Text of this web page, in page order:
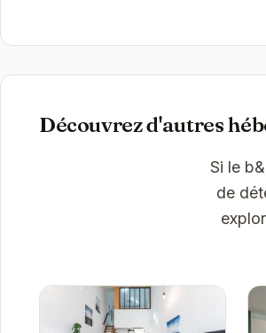
Découvrez d'autres
Si le
de